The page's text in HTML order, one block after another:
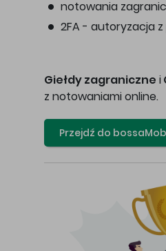
notowania
2FA - autoryzacja
Giełdy zagraniczne i
z notowaniami online.
Przejdź do